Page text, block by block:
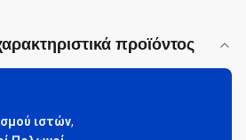
προϊόντος
ιστών,